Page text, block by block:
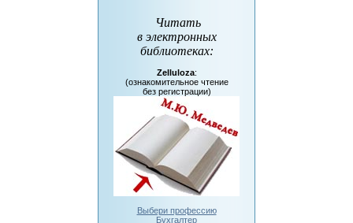
Читать
в электронных
библиотеках:
Zelluloza:
(ознакомительное чтение
без регистрации)
Выбери профессию
Бухгалтер